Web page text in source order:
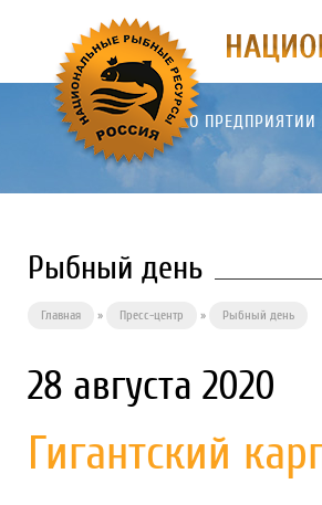
О ПРЕДПРИЯТИИ
Рыбный день
Главная » Пресс-центр » Рыбный день
28 августа 2020
Гигантский